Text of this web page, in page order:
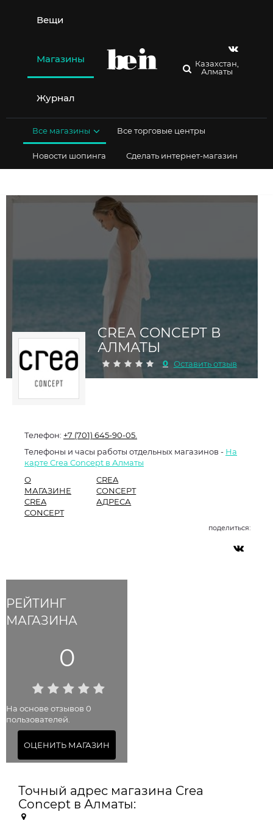
содержимому
Вещи
Магазины
Журнал
Казахстан,
Алматы
Все магазины Все торговые центры
Новости шопинга Сделать интернет-магазин
CREA CONCEPT В
АЛМАТЫ
0 Оставить отзыв
РЕЙТИНГ
МАГАЗИНА
0
На основе отзывов 0
пользователей.
ОЦЕНИТЬ МАГАЗИН
Телефон: +7 (701) 645-90-05.
Телефоны и часы работы отдельных магазинов - На
карте Crea Concept в Алматы
О
МАГАЗИНЕ
CREA
CONCEPT
CREA
CONCEPT
АДРЕСА
поделиться:
Точный адрес магазина Crea
Concept в Алматы: